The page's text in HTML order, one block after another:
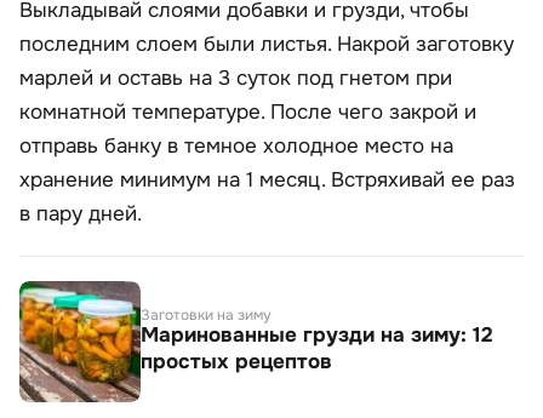
Выкладывай слоями добавки и грузди, чтобы
последним слоем были листья. Накрой заготовку
марлей и оставь на 3 суток под гнетом при
комнатной температуре. После чего закрой и
отправь банку в темное холодное место на
хранение минимум на 1 месяц. Встряхивай ее раз
в пару дней.
Заготовки на зиму
Маринованные грузди на зиму: 12
простых рецептов